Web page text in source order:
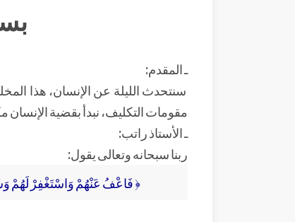
ـ المقدم:
سنتحدث الليلة عن الإنسان، هذا
مقومات التكليف، نبدأ بقضية
ـ الأستاذ راتب:
ربنا سبحانه وتعالى يقول:
﴿ فَاعْفُ عَنْهُمْ وَاسْتَغْفِرْ لَهُمْ